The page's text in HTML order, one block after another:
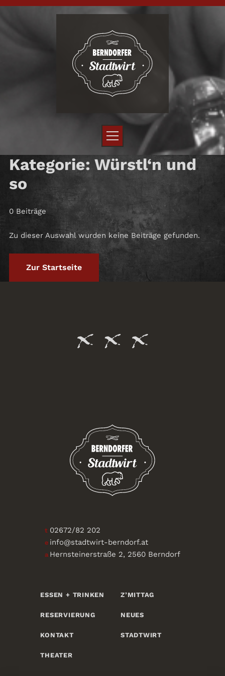
Kategorie: Würstl‘n und
so
0 Beiträge
Zu dieser Auswahl wurden keine Beiträge gefunden.
Zur Startseite
t 02672/82 202
e info@stadtwirt-berndorf.at
a Hernsteinerstraße 2, 2560 Berndorf
ESSEN + TRINKEN Z’MITTAG
RESERVIERUNG NEUES
KONTAKT STADTWIRT
THEATER